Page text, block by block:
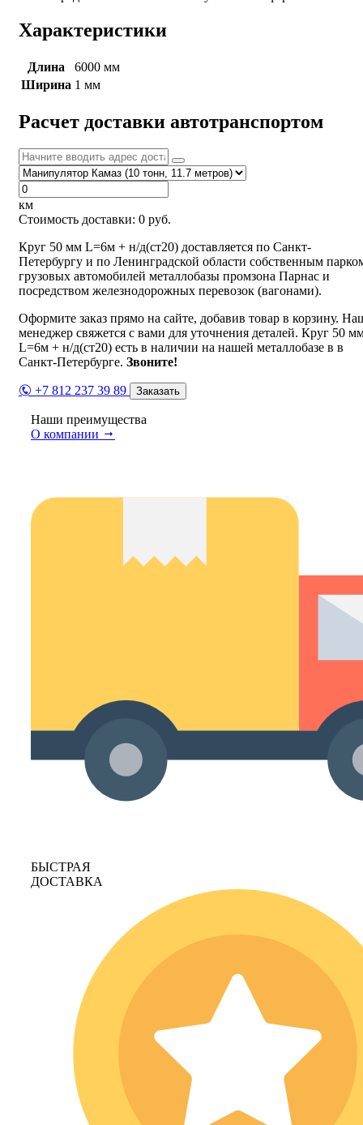
Характеристики
Длина
6000 мм
Ширина 1 мм
Расчет доставки автотранспортом
км
Стоимость доставки: 0 руб.
Круг 50 мм L=6м + н/д(ст20) доставляется по Санкт-
Петербургу и по Ленинградской области собственным
грузовых автомобилей металлобазы промзона Парнас и
посредством железнодорожных перевозок (вагонами).
Оформите заказ прямо на сайте, добавив товар в корзину.
менеджер свяжется с вами для уточнения деталей. Круг 50
L=6м + н/д(ст20) есть в наличии на нашей металлобазе в в
Санкт-Петербурге. Звоните!
+7 812 237 39 89 Заказать
Наши преимущества
О компании
БЫСТРАЯ
ДОСТАВКА